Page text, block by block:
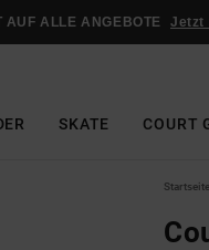
AUF ALLE ANGEBOTE Jetzt
SKATE COURT
Startseite